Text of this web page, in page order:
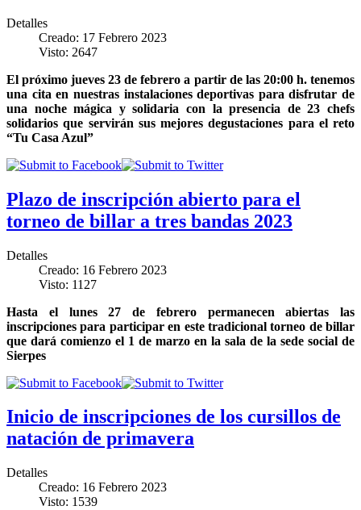
Detalles
Creado: 17 Febrero 2023
Visto: 2647
El próximo jueves 23 de febrero a partir de las 20:00 h. tenemos
una cita en nuestras instalaciones deportivas para disfrutar de
una noche mágica y solidaria con la presencia de 23 chefs
solidarios que servirán sus mejores degustaciones para el reto
“Tu Casa Azul”
Plazo de inscripción abierto para el
torneo de billar a tres bandas 2023
Detalles
Creado: 16 Febrero 2023
Visto: 1127
Hasta el lunes 27 de febrero permanecen abiertas las
inscripciones para participar en este tradicional torneo de billar
que dará comienzo el 1 de marzo en la sala de la sede social de
Sierpes
Inicio de inscripciones de los cursillos de
natación de primavera
Detalles
Creado: 16 Febrero 2023
Visto: 1539